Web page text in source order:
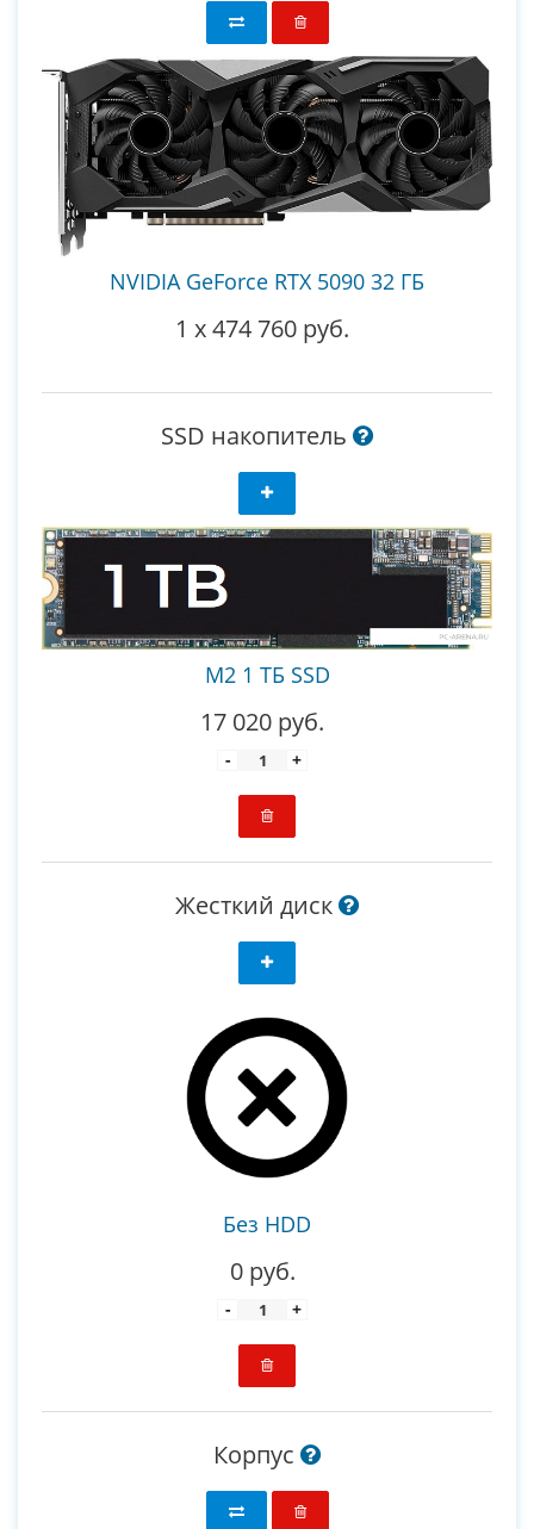
NVIDIA GeForce RTX 5090 32 ГБ
1 x474 760 руб.
SSD накопитель
M2 1 ТБ SSD
17 020 руб.
- +
Жесткий диск
Без HDD
0 руб.
- +
Корпус